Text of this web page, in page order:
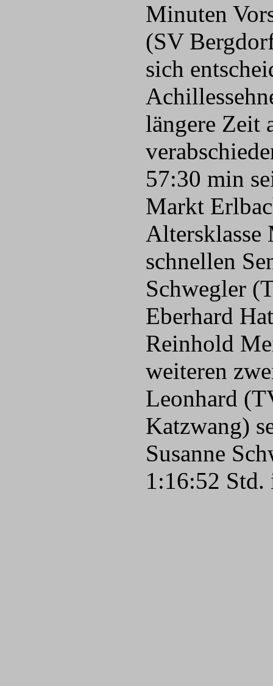
Minuten
(SV
sich
längere Zeit
57:30 min
Markt
Altersklasse
schnellen
Schwegler
Eberhard
Reinhold
weiteren
Leonhard
Katzwang)
Susanne
1:16:52 Std.